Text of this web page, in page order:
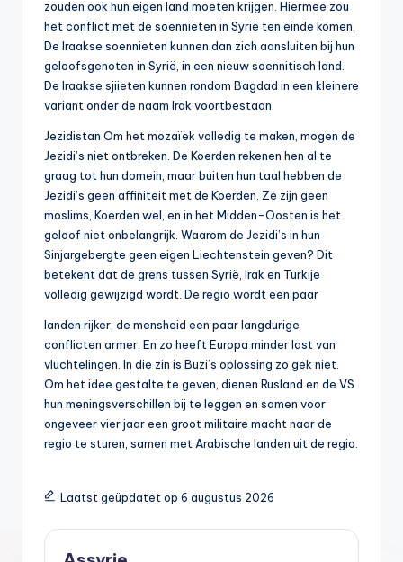
zouden ook hun eigen land moeten krijgen. Hiermee zou
het conflict met de soennieten in Syrië ten einde komen.
De Iraakse soennieten kunnen dan zich aansluiten bij hun
geloofsgenoten in Syrië, in een nieuw soennitisch land.
De Iraakse sjiieten kunnen rondom Bagdad in een kleinere
variant onder de naam Irak voortbestaan.
Jezidistan Om het mozaïek volledig te maken, mogen de
Jezidi’s niet ontbreken. De Koerden rekenen hen al te
graag tot hun domein, maar buiten hun taal hebben de
Jezidi’s geen affiniteit met de Koerden. Ze zijn geen
moslims, Koerden wel, en in het Midden-Oosten is het
geloof niet onbelangrijk. Waarom de Jezidi’s in hun
Sinjargebergte geen eigen Liechtenstein geven? Dit
betekent dat de grens tussen Syrië, Irak en Turkije
volledig gewijzigd wordt. De regio wordt een paar
landen rijker, de mensheid een paar langdurige
conflicten armer. En zo heeft Europa minder last van
vluchtelingen. In die zin is Buzi’s oplossing zo gek niet.
Om het idee gestalte te geven, dienen Rusland en de VS
hun meningsverschillen bij te leggen en samen voor
ongeveer vier jaar een groot militaire macht naar de
regio te sturen, samen met Arabische landen uit de regio.
Laatst geüpdatet op 6 augustus 2026